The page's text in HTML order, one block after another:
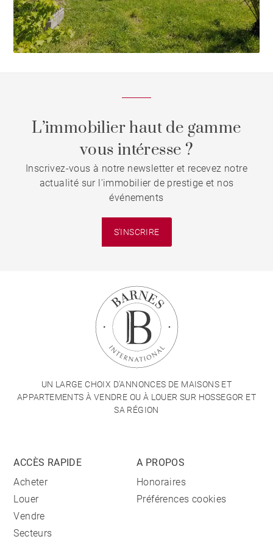
L’immobilier haut de gamme
vous intéresse ?
Inscrivez-vous à notre newsletter et recevez notre
actualité sur l'immobilier de prestige et nos
événements
S'INSCRIRE
UN LARGE CHOIX D'ANNONCES DE MAISONS ET
APPARTEMENTS À VENDRE OU À LOUER SUR HOSSEGOR ET
SA RÉGION
ACCÈS RAPIDE
Acheter
Louer
Vendre
Secteurs
A PROPOS
Honoraires
Préférences cookies